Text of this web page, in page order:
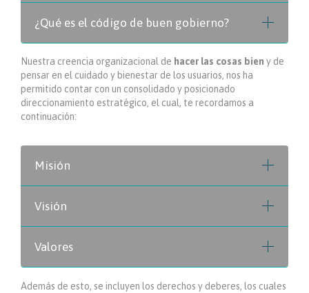
¿Qué es el código de buen gobierno?
Nuestra creencia organizacional de hacer las cosas bien y de
pensar en el cuidado y bienestar de los usuarios, nos ha
permitido contar con un consolidado y posicionado
direccionamiento estratégico, el cual, te recordamos a
continuación:
Misión
Visión
Valores
Además de esto, se incluyen los derechos y deberes, los cuales